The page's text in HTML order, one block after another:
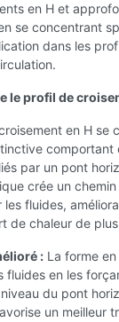
en H et
se concentrant
dans les
le profil de
en H se
comportant
par un pont
crée un
fluides,
de chaleur de
: La forme
fluides en les
du pont
un meilleur